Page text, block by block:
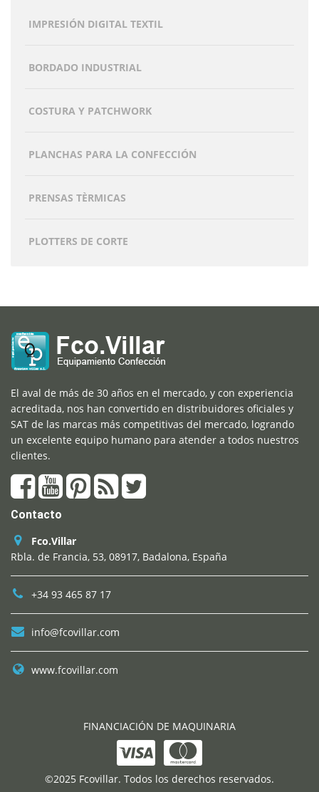
IMPRESIÓN DIGITAL TEXTIL
BORDADO INDUSTRIAL
COSTURA Y PATCHWORK
PLANCHAS PARA LA CONFECCIÓN
PRENSAS TÈRMICAS
PLOTTERS DE CORTE
El aval de más de 30 años en el mercado, y con experiencia
acreditada, nos han convertido en distribuidores oficiales y
SAT de las marcas más competitivas del mercado, logrando
un excelente equipo humano para atender a todos nuestros
clientes.
Contacto
Fco.Villar
Rbla. de Francia, 53, 08917, Badalona, España
+34 93 465 87 17
info@fcovillar.com
www.fcovillar.com
FINANCIACIÓN DE MAQUINARIA
©2025 Fcovillar. Todos los derechos reservados.